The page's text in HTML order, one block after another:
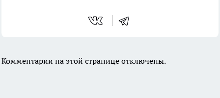
Комментарии на этой странице отключены.